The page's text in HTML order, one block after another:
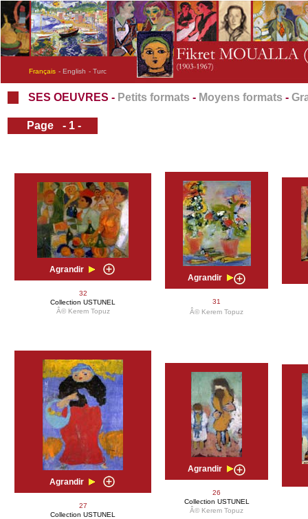
Français - English - Turc
SES OEUVRES - Petits formats - Moyens formats -
Page - 1 -
Agrandir
32
Collection USTUNEL
Â© Kerem Topuz
Agrandir
31
Â© Kerem Topuz
Agrandir
27
Collection USTUNEL
Agrandir
26
Collection USTUNEL
Â© Kerem Topuz